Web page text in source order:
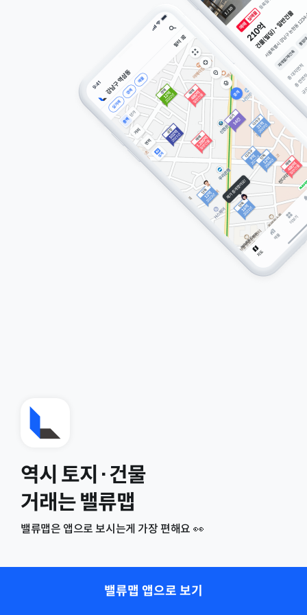
역시 토지·건물
거래는 밸류맵
밸류맵은 앱으로 보시는게 가장 편해요 👀
밸류맵 앱으로 보기